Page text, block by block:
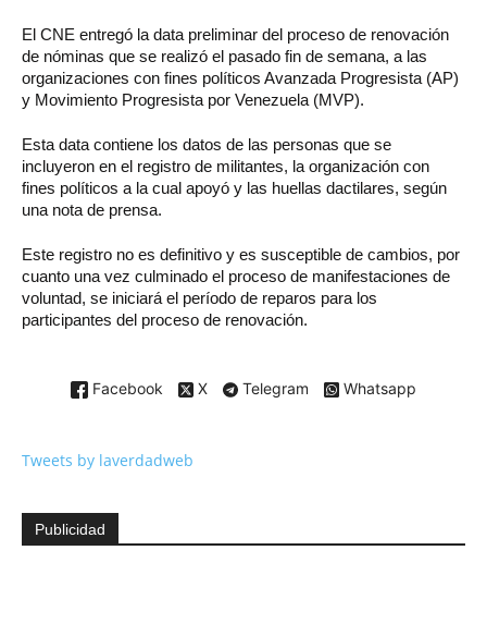
El CNE entregó la data preliminar del proceso de renovación
de nóminas que se realizó el pasado fin de semana, a las
organizaciones con fines políticos Avanzada Progresista (AP)
y Movimiento Progresista por Venezuela (MVP).
Esta data contiene los datos de las personas que se
incluyeron en el registro de militantes, la organización con
fines políticos a la cual apoyó y las huellas dactilares, según
una nota de prensa.
Este registro no es definitivo y es susceptible de cambios, por
cuanto una vez culminado el proceso de manifestaciones de
voluntad, se iniciará el período de reparos para los
participantes del proceso de renovación.
Facebook X Telegram Whatsapp
Tweets by laverdadweb
Publicidad